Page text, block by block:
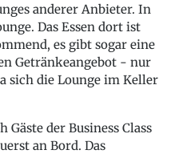
anderer Anbieter. In
Das Essen dort ist
es gibt sogar eine
Getränkeangebot - nur
sich die Lounge im Keller
der Business Class
an Bord. Das